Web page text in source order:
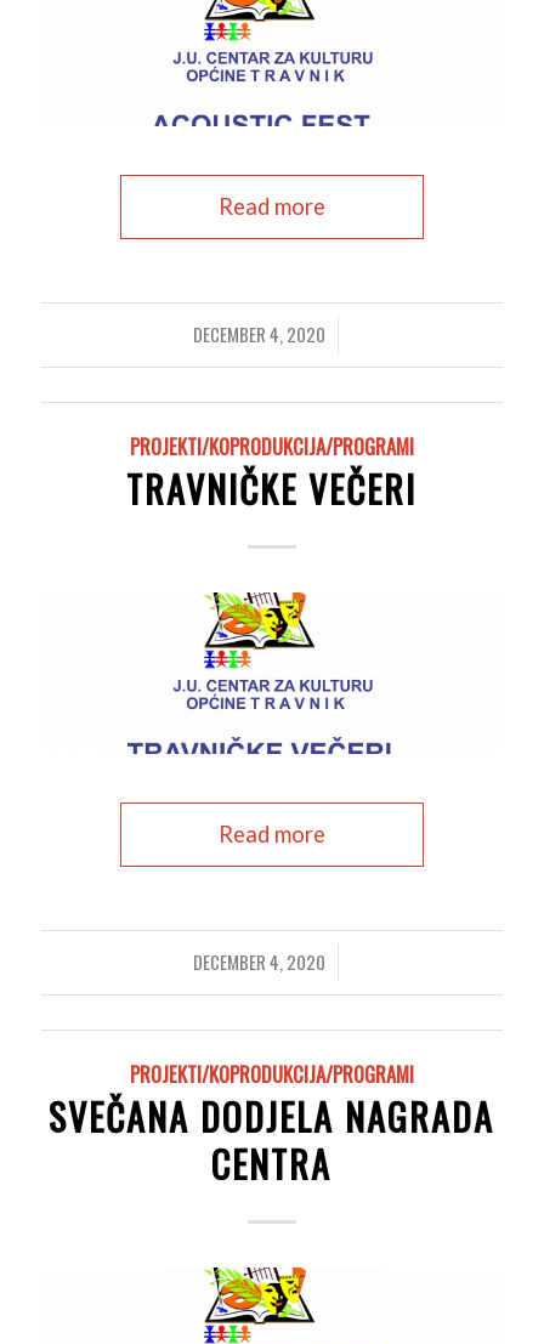
Read more
DECEMBER 4, 2020
/
PROJEKTI/KOPRODUKCIJA/PROGRAMI
TRAVNIČKE VEČERI
Read more
DECEMBER 4, 2020
/
PROJEKTI/KOPRODUKCIJA/PROGRAMI
SVEČANA DODJELA NAGRADA
CENTRA